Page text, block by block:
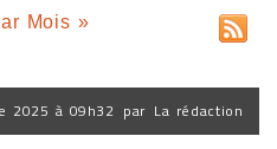
Mois »
2025 à 09h32 par La rédaction